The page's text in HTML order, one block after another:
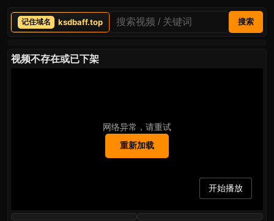
ksdbaff.top 搜索
视频不存在或已下架
网络异常，请重试
重新加载
开始播放